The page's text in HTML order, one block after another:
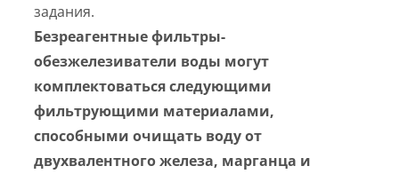
задания.
Безреагентные фильтры-
обезжелезиватели воды могут
комплектоваться следующими
фильтрующими материалами,
способными очищать воду от
двухвалентного железа, марганца и